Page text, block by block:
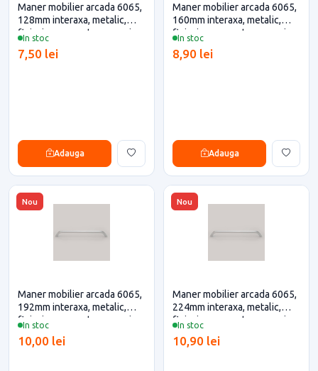
In stoc
Maner mobilier arcada 6065,
128mm interaxa, metalic,
finisaj crom pentru casa si
7,50 lei
Adauga
In stoc
Maner mobilier arcada 6065,
160mm interaxa, metalic,
finisaj crom pentru casa si
8,90 lei
Adauga
Nou
In stoc
Maner mobilier arcada 6065,
192mm interaxa, metalic,
finisaj crom pentru casa si
10,00 lei
Nou
In stoc
Maner mobilier arcada 6065,
224mm interaxa, metalic,
finisaj crom pentru casa si
10,90 lei